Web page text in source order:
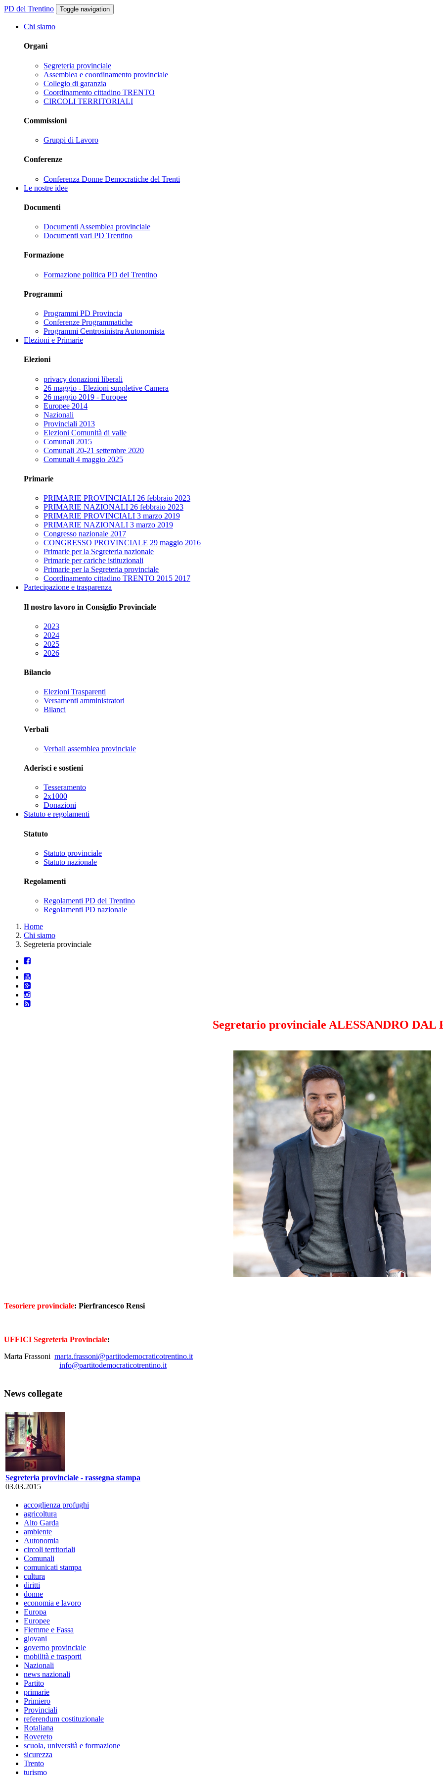
PD del Trentino Toggle navigation
Chi siamo
Organi
Segreteria provinciale
Assemblea e coordinamento provinciale
Collegio di garanzia
Coordinamento cittadino TRENTO
CIRCOLI TERRITORIALI
Commissioni
Gruppi di Lavoro
Conferenze
Conferenza Donne Democratiche del Trenti
Le nostre idee
Documenti
Documenti Assemblea provinciale
Documenti vari PD Trentino
Formazione
Formazione politica PD del Trentino
Programmi
Programmi PD Provincia
Conferenze Programmatiche
Programmi Centrosinistra Autonomista
Elezioni e Primarie
Elezioni
privacy donazioni liberali
26 maggio - Elezioni suppletive Camera
26 maggio 2019 - Europee
Europee 2014
Nazionali
Provinciali 2013
Elezioni Comunità di valle
Comunali 2015
Comunali 20-21 settembre 2020
Comunali 4 maggio 2025
Primarie
PRIMARIE PROVINCIALI 26 febbraio 2023
PRIMARIE NAZIONALI 26 febbraio 2023
PRIMARIE PROVINCIALI 3 marzo 2019
PRIMARIE NAZIONALI 3 marzo 2019
Congresso nazionale 2017
CONGRESSO PROVINCIALE 29 maggio 2016
Primarie per la Segreteria nazionale
Primarie per cariche istituzionali
Primarie per la Segreteria provinciale
Coordinamento cittadino TRENTO 2015 2017
Partecipazione e trasparenza
Il nostro lavoro in Consiglio Provinciale
2023
2024
2025
2026
Bilancio
Elezioni Trasparenti
Versamenti amministratori
Bilanci
Verbali
Verbali assemblea provinciale
Aderisci e sostieni
Tesseramento
2x1000
Donazioni
Statuto e regolamenti
Statuto
Statuto provinciale
Statuto nazionale
Regolamenti
Regolamenti PD del Trentino
Regolamenti PD nazionale
Home
Chi siamo
Segreteria provinciale
Segretario provinciale ALESSANDRO DAL
Tesoriere provinciale: Pierfrancesco Rensi
UFFICI Segreteria Provinciale:
Marta Frassoni marta.frassoni@partitodemocraticotrentino.it
info@partitodemocraticotrentino.it
News collegate
Segreteria provinciale - rassegna stampa
03.03.2015
accoglienza profughi
agricoltura
Alto Garda
ambiente
Autonomia
circoli territoriali
Comunali
comunicati stampa
cultura
diritti
donne
economia e lavoro
Europa
Europee
Fiemme e Fassa
giovani
governo provinciale
mobilità e trasporti
Nazionali
news nazionali
Partito
primarie
Primiero
Provinciali
referendum costituzionale
Rotaliana
Rovereto
scuola, università e formazione
sicurezza
Trento
turismo